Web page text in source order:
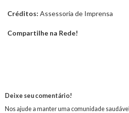
Créditos: Assessoria de Imprensa
Compartilhe na Rede!
Deixe seu comentário!
Nos ajude a manter uma comunidade